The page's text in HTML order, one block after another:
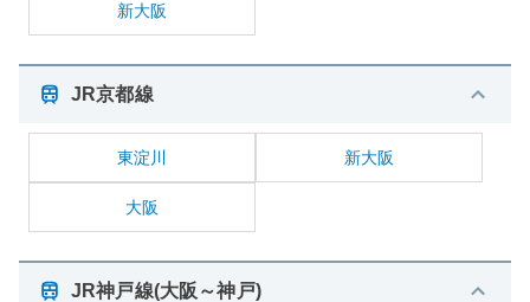
新大阪
JR京都線
東淀川 新大阪
大阪
JR神戸線(大阪～神戸)